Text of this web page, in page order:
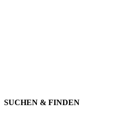
SUCHEN & FINDEN